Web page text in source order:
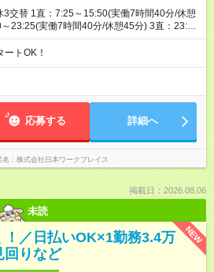
3交替 1直：7:25～15:50(実働7時間40分/休憩
23:25(実働7時間40分/休憩45分) 3直：23:05
40分/休憩60分)
ートOK！
応募する 詳細へ
名 株式会社日本ワークプレイス
掲載日：2026.08.06
未読
NEW
！／日払いOK×1勤務3.4万
回りなど